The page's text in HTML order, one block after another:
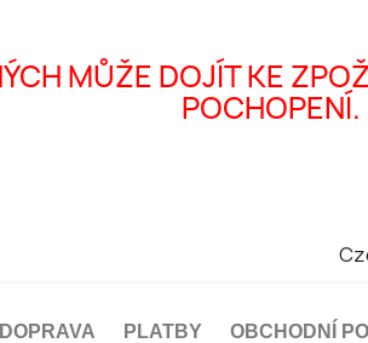
MŮŽE DOJÍT KE
POCHOPENÍ.
DOPRAVA PLATBY OBCHODNÍ